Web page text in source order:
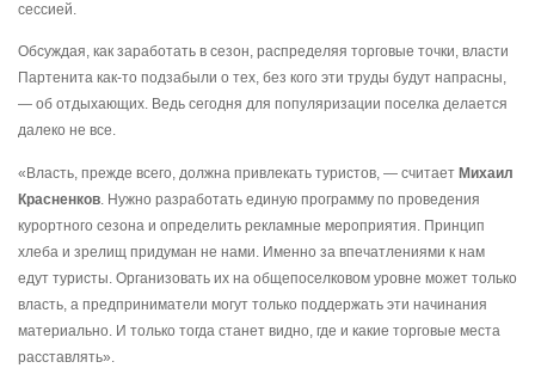
сессией.
Обсуждая, как заработать в сезон, распределяя торговые точки, власти
Партенита как-то подзабыли о тех, без кого эти труды будут напрасны,
— об отдыхающих. Ведь сегодня для популяризации поселка делается
далеко не все.
«Власть, прежде всего, должна привлекать туристов, — считает Михаил
Красненков . Нужно разработать единую программу по проведения
курортного сезона и определить рекламные мероприятия. Принцип
хлеба и зрелищ придуман не нами. Именно за впечатлениями к нам
едут туристы. Организовать их на общепоселковом уровне может только
власть, а предприниматели могут только поддержать эти начинания
материально. И только тогда станет видно, где и какие торговые места
расставлять».